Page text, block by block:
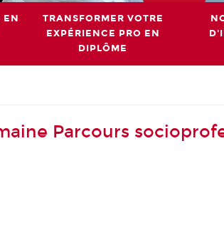
EN
TRANSFORMER VOTRE
EXPÉRIENCE PRO EN
DIPLÔME
Parcours